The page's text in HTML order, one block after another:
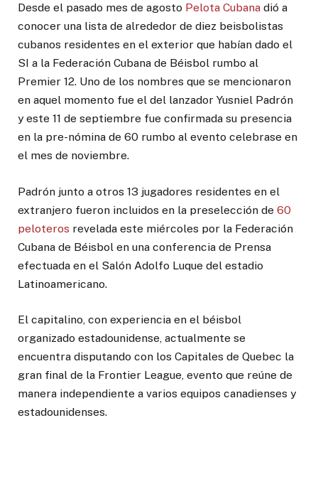
Desde el pasado mes de agosto Pelota Cubana dió a
conocer una lista de alrededor de diez beisbolistas
cubanos residentes en el exterior que habían dado el
SI a la Federación Cubana de Béisbol rumbo al
Premier 12. Uno de los nombres que se mencionaron
en aquel momento fue el del lanzador Yusniel Padrón
y este 11 de septiembre fue confirmada su presencia
en la pre-nómina de 60 rumbo al evento celebrase en
el mes de noviembre.
Padrón junto a otros 13 jugadores residentes en el
extranjero fueron incluidos en la preselección de 60
peloteros revelada este miércoles por la Federación
Cubana de Béisbol en una conferencia de Prensa
efectuada en el Salón Adolfo Luque del estadio
Latinoamericano.
El capitalino, con experiencia en el béisbol
organizado estadounidense, actualmente se
encuentra disputando con los Capitales de Quebec la
gran final de la Frontier League, evento que reúne de
manera independiente a varios equipos canadienses y
estadounidenses.